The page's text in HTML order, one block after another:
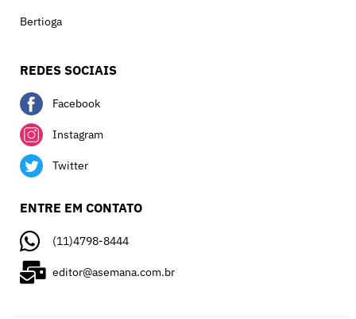
Bertioga
REDES SOCIAIS
Facebook
Instagram
Twitter
ENTRE EM CONTATO
(11)4798-8444
editor@asemana.com.br